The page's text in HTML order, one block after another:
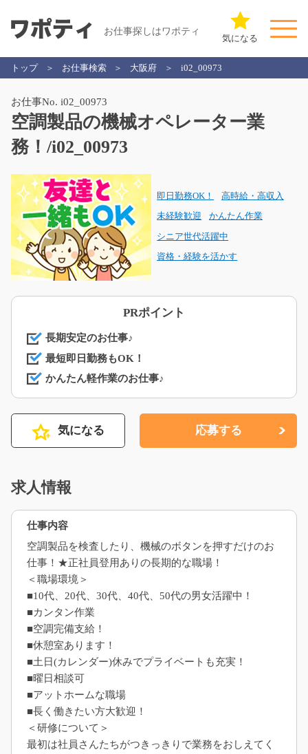
お仕事探しはワポティ
気になる
トップ お仕事検索 大阪府 i02_00973
お仕事No. i02_00973
空調製品の機械オペレーター業
務！/i02_00973
即日勤務OK！ 高時給・高収入
未経験歓迎 かんたん作業
シニア世代活躍中
資格・経験を活かす
PRポイント
長期安定のお仕事♪
最短即日勤務もOK！
かんたん軽作業のお仕事♪
気になる 応募する
求人情報
仕事内容
空調製品を検査したり、機械のボタンを押すだけのお
仕事！★正社員登用ありの長期的な職場！
＜職場環境＞
■10代、20代、30代、40代、50代の男女活躍中！
■カンタン作業
■空調完備支給！
■休憩室あります！
■土日(カレンダー)休みでプライベートも充実！
■曜日相談可
■アットホームな職場
■長く働きたい方大歓迎！
＜研修について＞
最初は社員さんたちがつきっきりで業務をおしえてく